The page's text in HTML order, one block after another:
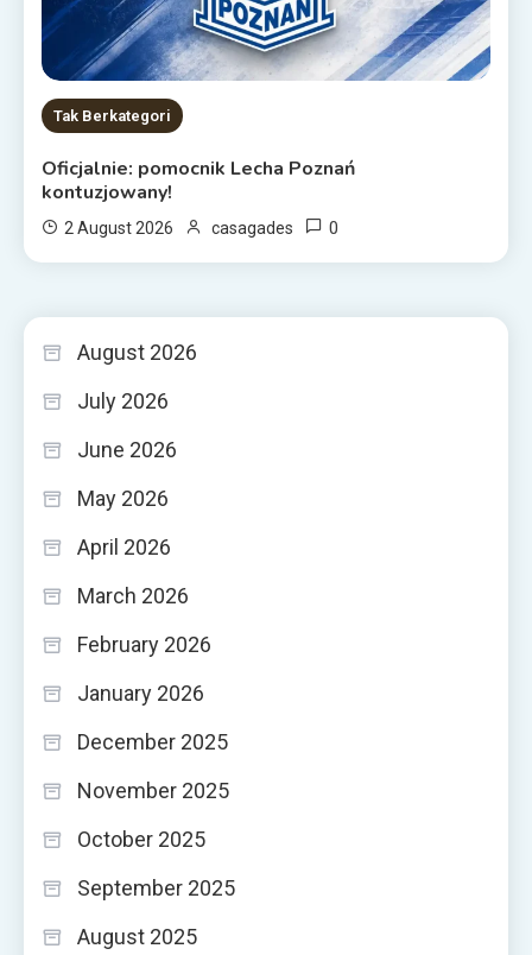
Tak Berkategori
Oficjalnie: pomocnik Lecha Poznań
kontuzjowany!
2 August 2026 casagades 0
August 2026
July 2026
June 2026
May 2026
April 2026
March 2026
February 2026
January 2026
December 2025
November 2025
October 2025
September 2025
August 2025